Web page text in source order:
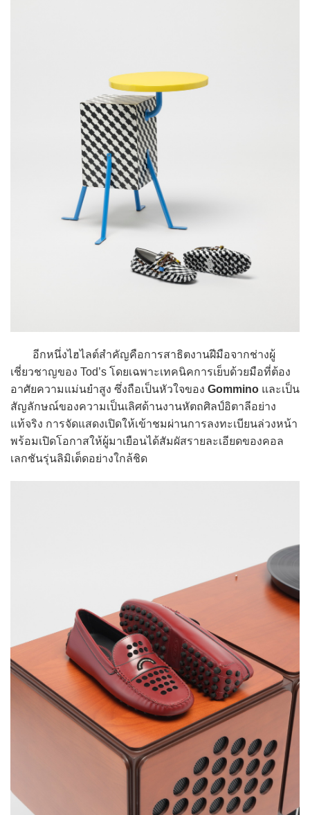
อีกหนึ่งไฮไลต์สำคัญคือการสาธิตงานฝีมือจากช่างผู้
เชี่ยวชาญของ Tod’s โดยเฉพาะเทคนิคการเย็บด้วยมือที่ต้อง
อาศัยความแม่นยำสูง ซึ่งถือเป็นหัวใจของ Gommino และเป็น
สัญลักษณ์ของความเป็นเลิศด้านงานหัตถศิลป์อิตาลีอย่าง
แท้จริง การจัดแสดงเปิดให้เข้าชมผ่านการลงทะเบียนล่วงหน้า
พร้อมเปิดโอกาสให้ผู้มาเยือนได้สัมผัสรายละเอียดของคอล
เลกชันรุ่นลิมิเต็ดอย่างใกล้ชิด